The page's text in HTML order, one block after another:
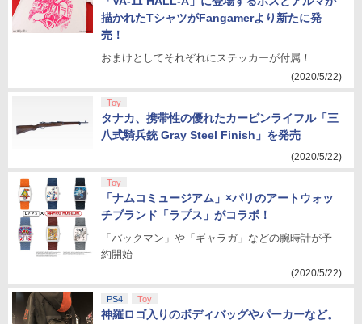
描かれたTシャツがFangamerより新たに発
売！
おまけとしてそれぞれにステッカーが付属！
(2020/5/22)
Toy
タナカ、携帯性の優れたカービンライフル「三
八式騎兵銃 Gray Steel Finish」を発売
(2020/5/22)
Toy
「ナムコミュージアム」×パリのアートウォッ
チブランド「ラプス」がコラボ！
「パックマン」や「ギャラガ」などの腕時計が予
約開始
(2020/5/22)
PS4 Toy
神羅ロゴ入りのボディバッグやパーカーなど。